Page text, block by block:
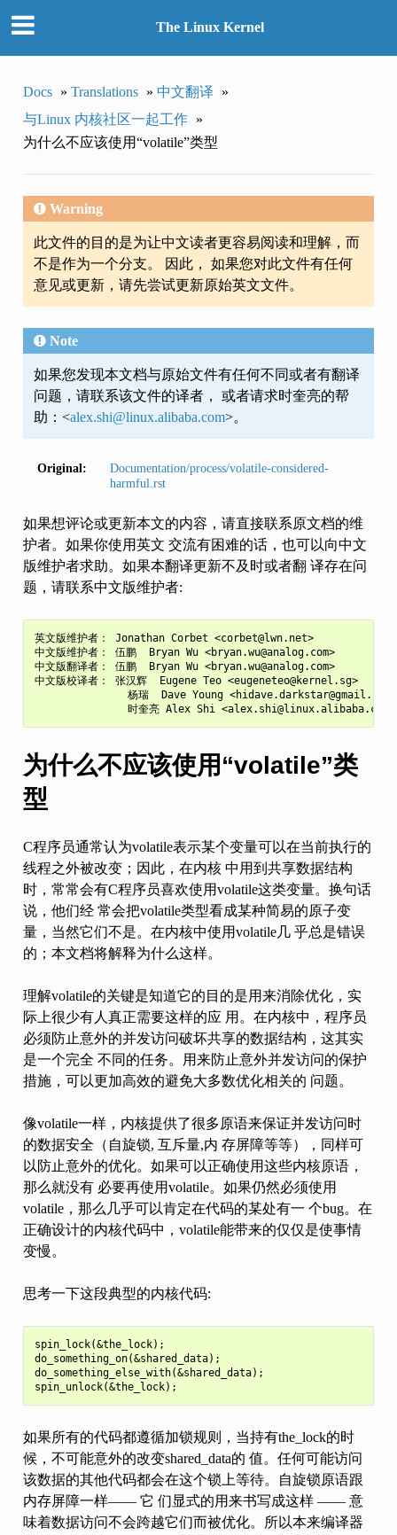
The Linux Kernel
Docs » Translations » 中文翻译
»
与Linux 内核社区一起工作 »
为什么不应该使用“volatile”类型
Warning
此文件的目的是为让中文读者更容易阅读和理解，而
不是作为一个分支。 因此， 如果您对此文件有任何
意见或更新，请先尝试更新原始英文文件。
Note
如果您发现本文档与原始文件有任何不同或者有翻译
问题，请联系该文件的译者， 或者请求时奎亮的帮
助：<alex.shi@linux.alibaba.com>。
Original:
Documentation/process/volatile-considered-
harmful.rst
如果想评论或更新本文的内容，请直接联系原文档的维
护者。如果你使用英文 交流有困难的话，也可以向中文
版维护者求助。如果本翻译更新不及时或者翻 译存在问
题，请联系中文版维护者:
英文版维护者： Jonathan Corbet <corbet@lwn.net>
中文版维护者： 伍鹏  Bryan Wu <bryan.wu@analog.com>
中文版翻译者： 伍鹏  Bryan Wu <bryan.wu@analog.com>
中文版校译者： 张汉辉  Eugene Teo <eugeneteo@kernel.sg>
               杨瑞  Dave Young <hidave.darkstar@gmail.com>
为什么不应该使用“volatile”类
型
C程序员通常认为volatile表示某个变量可以在当前执行的
线程之外被改变；因此，在内核 中用到共享数据结构
时，常常会有C程序员喜欢使用volatile这类变量。换句话
说，他们经 常会把volatile类型看成某种简易的原子变
量，当然它们不是。在内核中使用volatile几 乎总是错误
的；本文档将解释为什么这样。
理解volatile的关键是知道它的目的是用来消除优化，实
际上很少有人真正需要这样的应 用。在内核中，程序员
必须防止意外的并发访问破坏共享的数据结构，这其实
是一个完全 不同的任务。用来防止意外并发访问的保护
措施，可以更加高效的避免大多数优化相关的 问题。
像volatile一样，内核提供了很多原语来保证并发访问时
的数据安全（自旋锁, 互斥量,内 存屏障等等），同样可
以防止意外的优化。如果可以正确使用这些内核原语，
那么就没有 必要再使用volatile。如果仍然必须使用
volatile，那么几乎可以肯定在代码的某处有一 个bug。在
正确设计的内核代码中，volatile能带来的仅仅是使事情
变慢。
思考一下这段典型的内核代码:
spin_lock(&the_lock);
do_something_on(&shared_data);
do_something_else_with(&shared_data);
如果所有的代码都遵循加锁规则，当持有the_lock的时
候，不可能意外的改变shared_data的 值。任何可能访问
该数据的其他代码都会在这个锁上等待。自旋锁原语跟
内存屏障一样—— 它 们显式的用来书写成这样 —— 意
味着数据访问不会跨越它们而被优化。所以本来编译器